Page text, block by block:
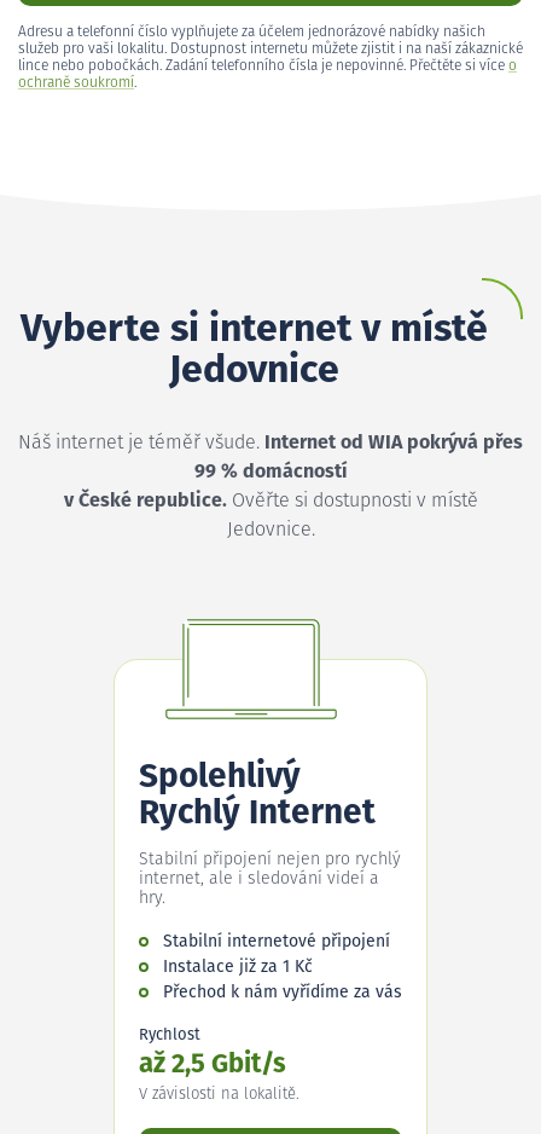
Adresu a telefonní číslo vyplňujete za účelem jednorázové nabídky našich
služeb pro vaši lokalitu. Dostupnost internetu můžete zjistit i na naší zákaznické
lince nebo pobočkách. Zadání telefonního čísla je nepovinné. Přečtěte si více o
ochraně soukromí.
Vyberte si internet v místě
Jedovnice
Náš internet je téměř všude. Internet od WIA pokrývá přes
99 % domácností
v České republice.Ověřte si dostupnosti v místě
Jedovnice.
Spolehlivý
Rychlý Internet
Stabilní připojení nejen pro rychlý
internet, ale i sledování videí a
hry.
Stabilní internetové připojení
Instalace již za 1 Kč
Přechod k nám vyřídíme za vás
Rychlost
až 2,5 Gbit/s
V závislosti na lokalitě.